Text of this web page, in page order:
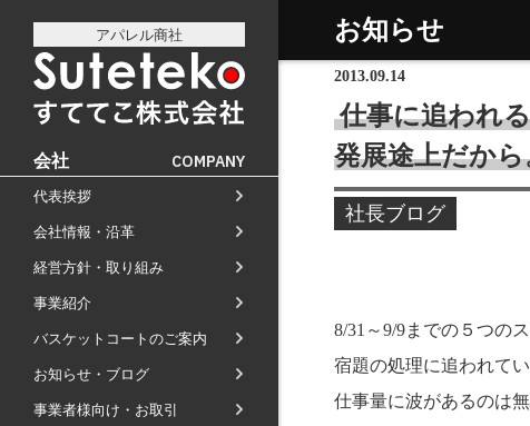
アパレル商社
会社 COMPANY
代表挨拶 社長プロフィール
会社のこれまでとこれから
会社情報・沿革 会社情報
組織図
経営方針・取り組み
取り組み
事業紹介
自社PB製造販売事業
地域向け学生服販売
バスケットコートのご案内
お知らせ・ブログ お知らせ
メディア掲載
事業者様向け・お取引
お知らせ
2013.09.14
仕事に追われ
発展途上だから
社長ブログ
8/31～9/9までの５つの
宿題の処理に追われて
仕事量に波があるのは無